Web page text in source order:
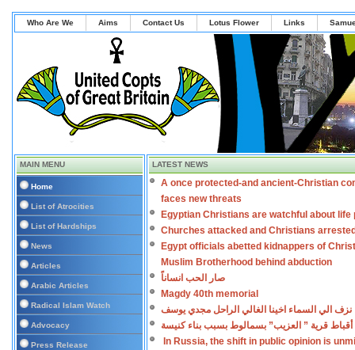
Who Are We Aims Contact Us Lotus Flower Links
MAIN MENU
Home
List of Atrocities
List of Hardships
News
Articles
Arabic Articles
Radical Islam Watch
Advocacy
Press Release
LATEST NEWS
A once protected-and ancient-Christian
faces new threats
Egyptian Christians are watchful about life
Churches attacked and Christians
Egypt officials abetted kidnappers of
Muslim Brotherhood behind abduction
صار الحب انساناً
Magdy 40th memorial
نزف الي السماء اخينا الغالي الراحل مجدي يوسف
أقباط قرية ” العزيب” بسمالوط بسبب بناء كنيسة
In Russia, the shift in public opinion is